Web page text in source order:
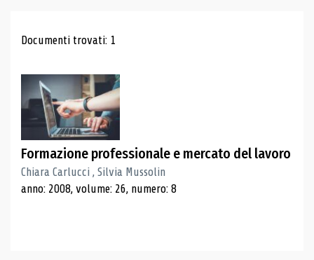
Risultati di ricerca
Documenti trovati: 1
Formazione professionale e mercato del lavoro
Chiara Carlucci , Silvia Mussolin
anno: 2008, volume: 26, numero: 8